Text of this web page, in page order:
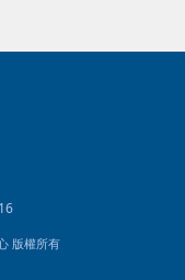
版權所有